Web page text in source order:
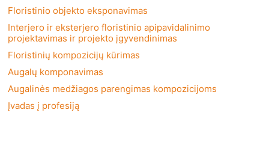
Floristinio objekto eksponavimas
Interjero ir eksterjero floristinio apipavidalinimo
projektavimas ir projekto įgyvendinimas
Floristinių kompozicijų kūrimas
Augalų komponavimas
Augalinės medžiagos parengimas kompozicijoms
Įvadas į profesiją